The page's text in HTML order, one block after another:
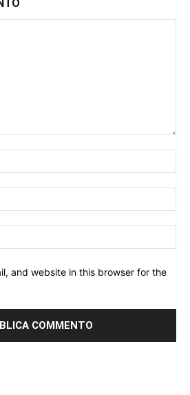
and website in this browser for the